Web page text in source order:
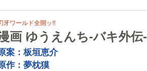
牙ワールド全開ッ!!
画 ゆうえんち-バキ外伝-
案：板垣恵介
作：夢枕獏